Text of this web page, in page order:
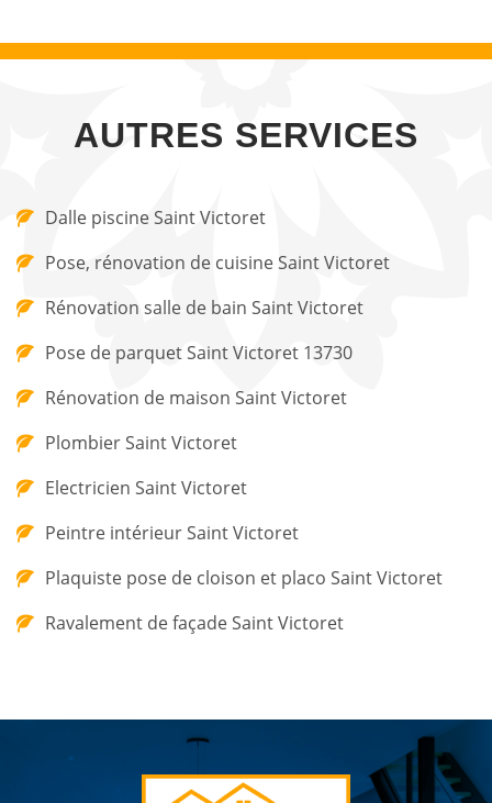
AUTRES SERVICES
Dalle piscine Saint Victoret
Pose, rénovation de cuisine Saint Victoret
Rénovation salle de bain Saint Victoret
Pose de parquet Saint Victoret 13730
Rénovation de maison Saint Victoret
Plombier Saint Victoret
Electricien Saint Victoret
Peintre intérieur Saint Victoret
Plaquiste pose de cloison et placo Saint Victoret
Ravalement de façade Saint Victoret